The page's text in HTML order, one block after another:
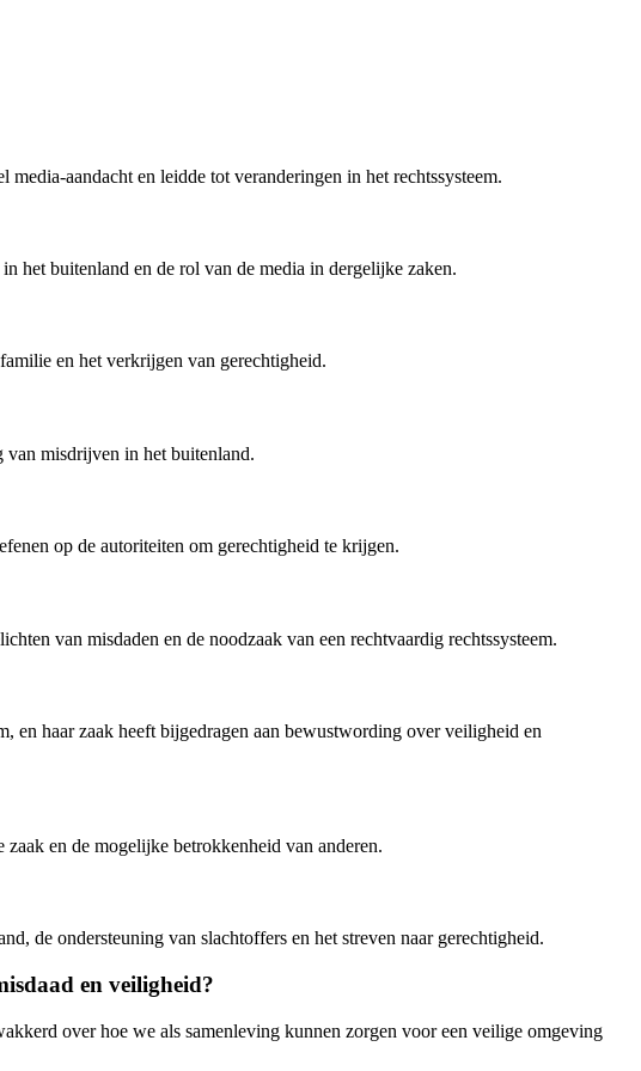
aandacht en leidde tot veranderingen in het rechtssysteem.
het buitenland en de rol van de media in dergelijke zaken.
en het verkrijgen van gerechtigheid.
van misdrijven in het buitenland.
op de autoriteiten om gerechtigheid te krijgen.
van misdaden en de noodzaak van een rechtvaardig rechtssysteem.
en haar zaak heeft bijgedragen aan bewustwording over veiligheid en
en de mogelijke betrokkenheid van anderen.
de ondersteuning van slachtoffers en het streven naar gerechtigheid.
en veiligheid?
over hoe we als samenleving kunnen zorgen voor een veilige omgeving